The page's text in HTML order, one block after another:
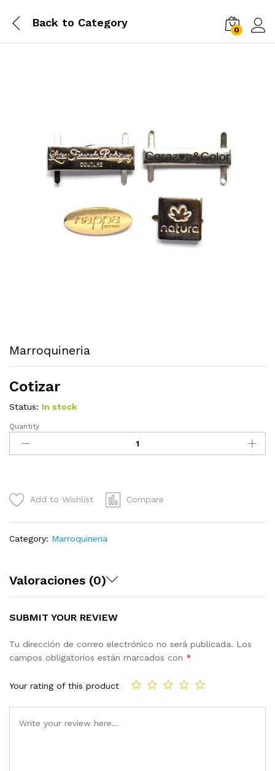
Back to Category
0
Marroquineria
Cotizar
Status: In stock
Marroquineria
quantity
Quantity
Add to Wishlist Compare
Category: Marroquineria
Valoraciones (0)
SUBMIT YOUR REVIEW
Tu dirección de correo electrónico no será publicada. Los
campos obligatorios están marcados con *
Your rating of this product